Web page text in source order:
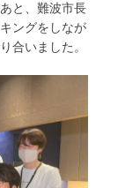
と、難波市長
ングをしなが
合いました。